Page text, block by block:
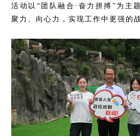
活动以“团队融合·奋力拼搏”为主
聚力、向心力，实现工作中更强的